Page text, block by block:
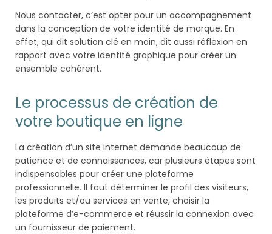
Nous contacter, c’est opter pour un accompagnement
dans la conception de votre identité de marque. En
effet, qui dit solution clé en main, dit aussi réflexion en
rapport avec votre identité graphique pour créer un
ensemble cohérent.
Le processus de création de
votre boutique en ligne
La création d’un site internet demande beaucoup de
patience et de connaissances, car plusieurs étapes sont
indispensables pour créer une plateforme
professionnelle. Il faut déterminer le profil des visiteurs,
les produits et/ou services en vente, choisir la
plateforme d’e-commerce et réussir la connexion avec
un fournisseur de paiement.